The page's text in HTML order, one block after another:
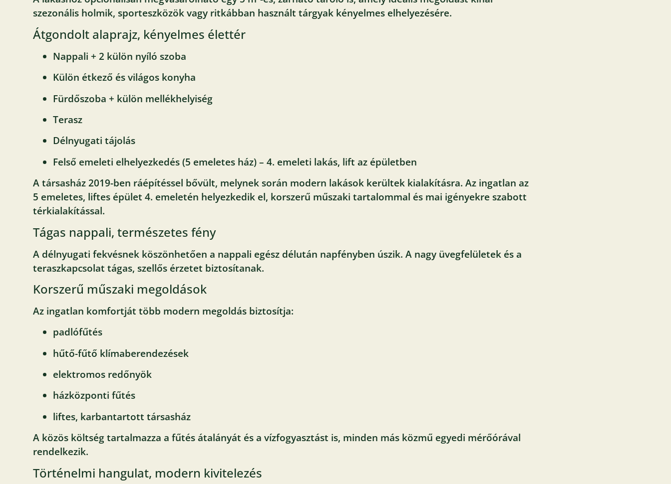
szezonális holmik, sporteszközök vagy ritkábban használt tárgyak kényelmes elhelyezésére.
Átgondolt alaprajz, kényelmes élettér
Nappali + 2 külön nyíló szoba
Külön étkező és világos konyha
Fürdőszoba + külön mellékhelyiség
Terasz
Délnyugati tájolás
Felső emeleti elhelyezkedés (5 emeletes ház) – 4. emeleti lakás, lift az épületben
A társasház 2019-ben ráépítéssel bővült, melynek során modern lakások kerültek kialakításra. Az ingatlan az
5 emeletes, liftes épület 4. emeletén helyezkedik el, korszerű műszaki tartalommal és mai igényekre szabott
térkialakítással.
Tágas nappali, természetes fény
A délnyugati fekvésnek köszönhetően a nappali egész délután napfényben úszik. A nagy üvegfelületek és a
teraszkapcsolat tágas, szellős érzetet biztosítanak.
Korszerű műszaki megoldások
Az ingatlan komfortját több modern megoldás biztosítja:
padlófűtés
hűtő-fűtő klímaberendezések
elektromos redőnyök
házközponti fűtés
liftes, karbantartott társasház
A közös költség tartalmazza a fűtés átalányát és a vízfogyasztást is, minden más közmű egyedi mérőórával
rendelkezik.
Történelmi hangulat, modern kivitelezés